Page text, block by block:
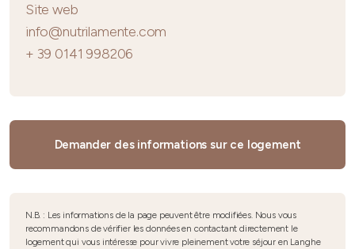
Site web
info@nutrilamente.com
+ 39 0141 998206
Demander des informations sur ce logement
N.B. : Les informations de la page peuvent être modifiées. Nous vous
recommandons de vérifier les données en contactant directement le
logement qui vous intéresse pour vivre pleinement votre séjour en Langhe